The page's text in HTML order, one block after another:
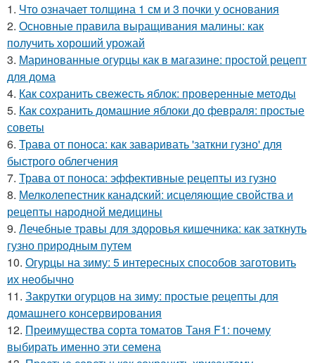
1. Что означает толщина 1 см и 3 почки у основания
2. Основные правила выращивания малины: как
получить хороший урожай
3. Маринованные огурцы как в магазине: простой рецепт
для дома
4. Как сохранить свежесть яблок: проверенные методы
5. Как сохранить домашние яблоки до февраля: простые
советы
6. Трава от поноса: как заваривать 'заткни гузно' для
быстрого облегчения
7. Трава от поноса: эффективные рецепты из гузно
8. Мелколепестник канадский: исцеляющие свойства и
рецепты народной медицины
9. Лечебные травы для здоровья кишечника: как заткнуть
гузно природным путем
10. Огурцы на зиму: 5 интересных способов заготовить
их необычно
11. Закрутки огурцов на зиму: простые рецепты для
домашнего консервирования
12. Преимущества сорта томатов Таня F1: почему
выбирать именно эти семена